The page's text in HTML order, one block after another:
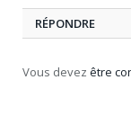
RÉPONDRE
Vous devez être